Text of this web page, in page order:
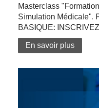
Masterclass
Simulation Médicale".
BASIQUE:
En savoir plus